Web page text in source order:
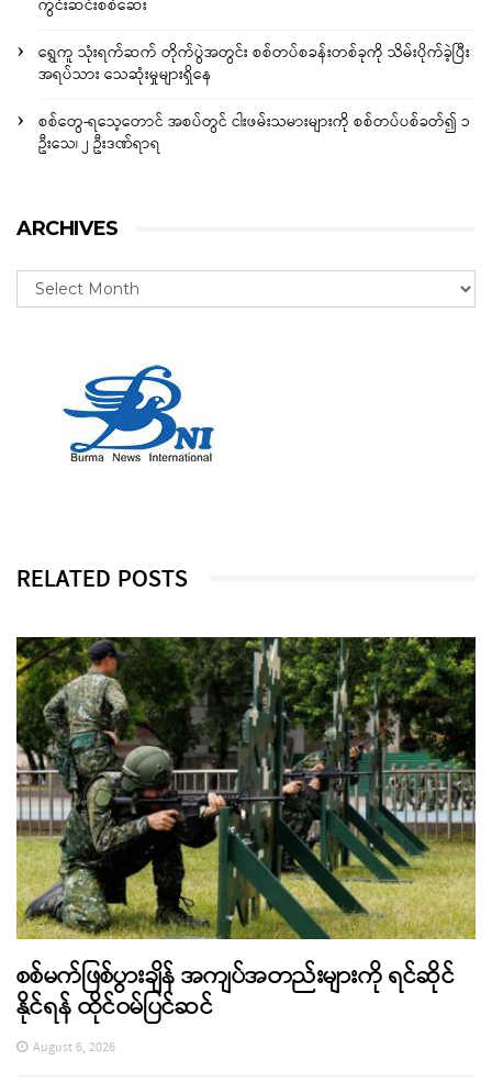
ကွင်းဆင်းစစ်ဆေး
ရွှေကူ သုံးရက်ဆက် တိုက်ပွဲအတွင်း စစ်တပ်စခန်းတစ်ခုကို သိမ်းပိုက်ခဲ့ပြီး
အရပ်သား သေဆုံးမှုများရှိနေ
စစ်တွေ-ရသေ့တောင် အစပ်တွင် ငါးဖမ်းသမားများကို စစ်တပ်ပစ်ခတ်၍ ၁
ဦးသေ၊ ၂ ဦးဒဏ်ရာရ
ARCHIVES
RELATED POSTS
စစ်မက်ဖြစ်ပွားချိန် အကျပ်အတည်းများကို ရင်ဆိုင်
နိုင်ရန် ထိုင်ဝမ်ပြင်ဆင်
August 6, 2026